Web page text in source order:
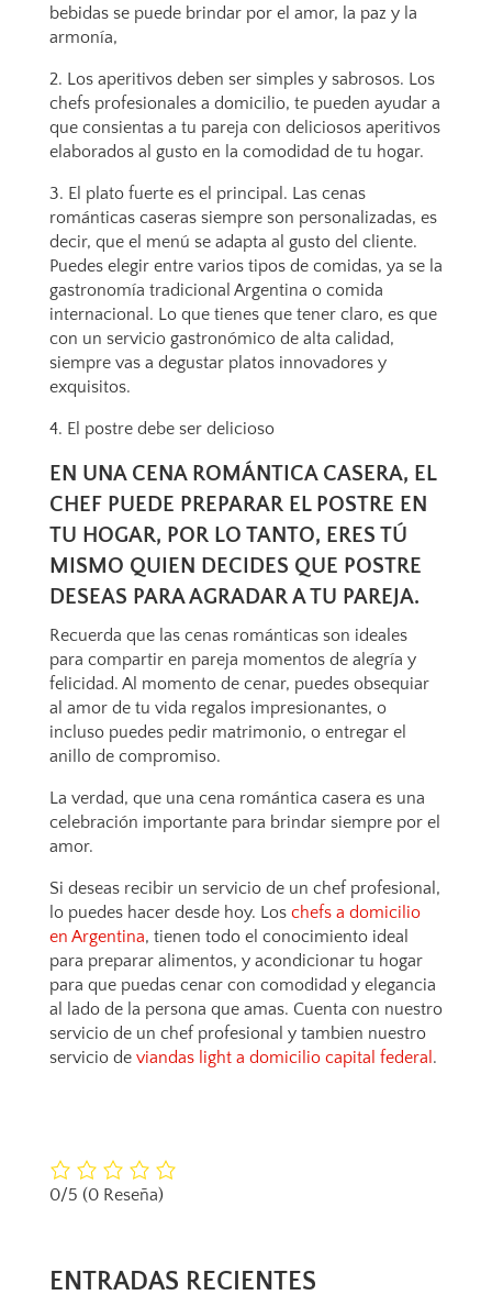
bebidas se puede brindar por el amor, la paz y la
armonía,
2. Los aperitivos deben ser simples y sabrosos. Los
chefs profesionales a domicilio, te pueden ayudar a
que consientas a tu pareja con deliciosos aperitivos
elaborados al gusto en la comodidad de tu hogar.
3. El plato fuerte es el principal. Las cenas
románticas caseras siempre son personalizadas, es
decir, que el menú se adapta al gusto del cliente.
Puedes elegir entre varios tipos de comidas, ya se la
gastronomía tradicional Argentina o comida
internacional. Lo que tienes que tener claro, es que
con un servicio gastronómico de alta calidad,
siempre vas a degustar platos innovadores y
exquisitos.
4. El postre debe ser delicioso
EN UNA CENA ROMÁNTICA CASERA, EL
CHEF PUEDE PREPARAR EL POSTRE EN
TU HOGAR, POR LO TANTO, ERES TÚ
MISMO QUIEN DECIDES QUE POSTRE
DESEAS PARA AGRADAR A TU PAREJA.
Recuerda que las cenas románticas son ideales
para compartir en pareja momentos de alegría y
felicidad. Al momento de cenar, puedes obsequiar
al amor de tu vida regalos impresionantes, o
incluso puedes pedir matrimonio, o entregar el
anillo de compromiso.
La verdad, que una cena romántica casera es una
celebración importante para brindar siempre por el
amor.
Si deseas recibir un servicio de un chef profesional,
lo puedes hacer desde hoy. Los chefs a domicilio
en Argentina, tienen todo el conocimiento ideal
para preparar alimentos, y acondicionar tu hogar
para que puedas cenar con comodidad y elegancia
al lado de la persona que amas. Cuenta con nuestro
servicio de un chef profesional y tambien nuestro
servicio de viandas light a domicilio capital federal .
0/5 (0 Reseña)
ENTRADAS RECIENTES